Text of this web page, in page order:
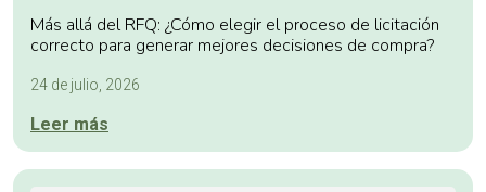
Más allá del RFQ: ¿Cómo elegir el proceso de licitación
correcto para generar mejores decisiones de compra?
24 de julio, 2026
Leer más